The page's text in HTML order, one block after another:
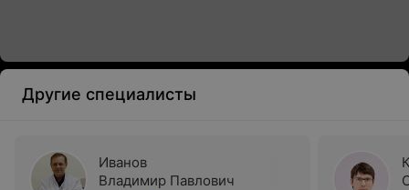
Другие специалисты
Иванов
Владимир Павлович